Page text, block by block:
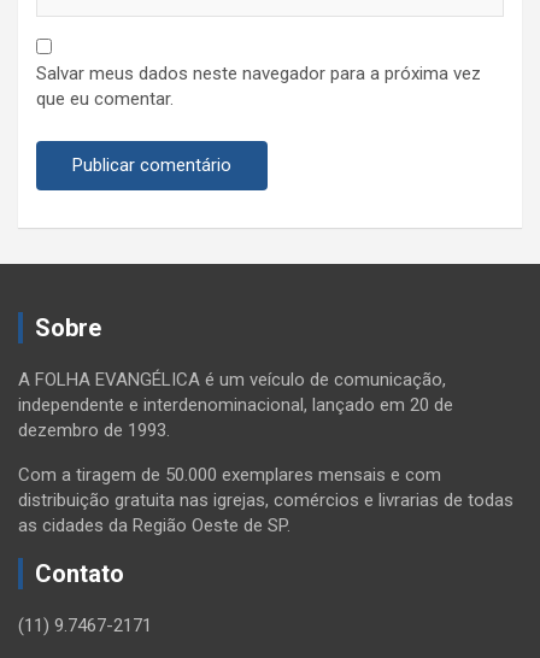
Salvar meus dados neste navegador para a próxima vez
que eu comentar.
Sobre
A FOLHA EVANGÉLICA é um veículo de comunicação,
independente e interdenominacional, lançado em 20 de
dezembro de 1993.
Com a tiragem de 50.000 exemplares mensais e com
distribuição gratuita nas igrejas, comércios e livrarias de todas
as cidades da Região Oeste de SP.
Contato
(11) 9.7467-2171